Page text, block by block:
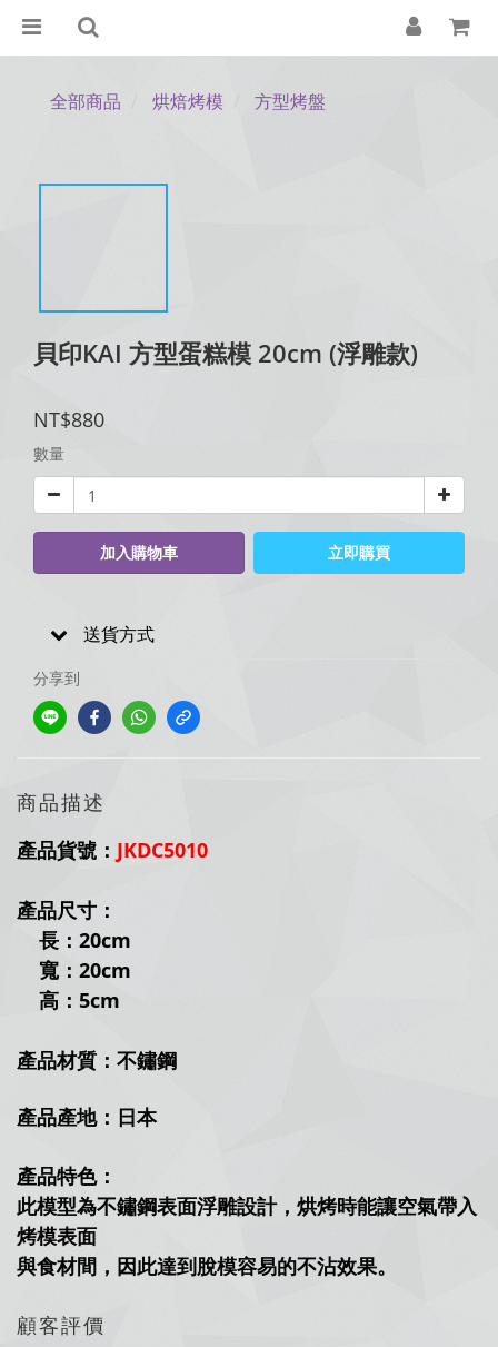
全部商品 烘焙烤模 方型烤盤
貝印KAI 方型蛋糕模 20cm (浮雕款)
NT$880
數量
加入購物車 立即購買
送貨方式
分享到
商品描述
產品貨號： JKDC5010
產品尺寸：
長：20cm
寬：20cm
高：5cm
產品材質：不鏽鋼
產品產地：日本
產品特色：
此模型為不鏽鋼表面浮雕設計， 烘烤時能讓空氣帶入
烤模表面
與食材間， 因此達到脫模容易的不沾效果。
顧客評價